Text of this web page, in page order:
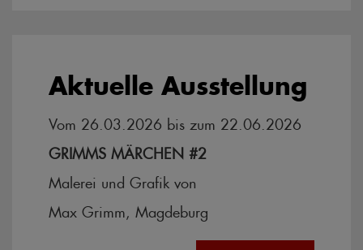
Aktuelle Ausstellung
Vom 26.03.2026 bis zum 22.06.2026
GRIMMS MÄRCHEN #2
Malerei und Grafik von
Max Grimm, Magdeburg